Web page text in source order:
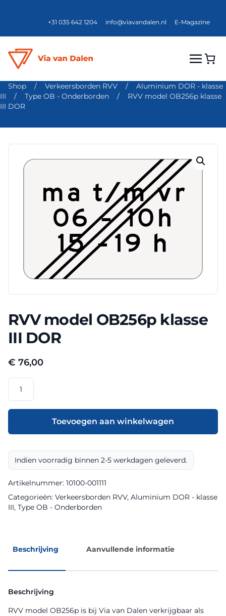
+31 035 642 1204 info@viavandalen.nl E-Magazine
Shop / Verkeersborden RVV /
Aluminium DOR - klasse
III
/ Type OB - Onderborden /
RVV model OB256p klasse
III DOR
RVV model OB256p klasse
III DOR
€ 76,00
model
OB256p
III
aantal
Toevoegen aan winkelwagen
Indien voorradig binnen 2-5 werkdagen geleverd.
Artikelnummer: 10100-001111
Categorieën: Verkeersborden RVV, Aluminium DOR - klasse
III, Type OB - Onderborden
Beschrijving Aanvullende informatie
Beschrijving
RVV model OB256p is bij Via van Dalen verkrijgbaar als